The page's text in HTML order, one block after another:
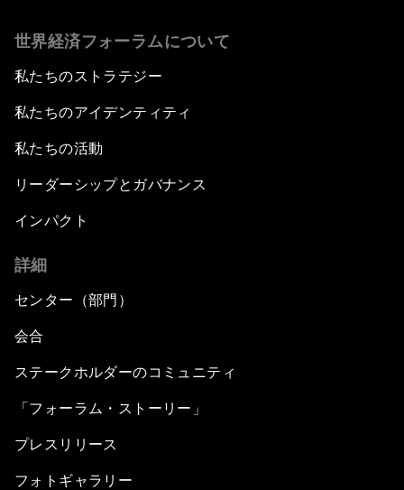
世界経済フォーラムについて
私たちのストラテジー
私たちのアイデンティティ
私たちの活動
リーダーシップとガバナンス
インパクト
詳細
センター（部門）
会合
ステークホルダーのコミュニティ
「フォーラム・ストーリー」
プレスリリース
フォトギャラリー